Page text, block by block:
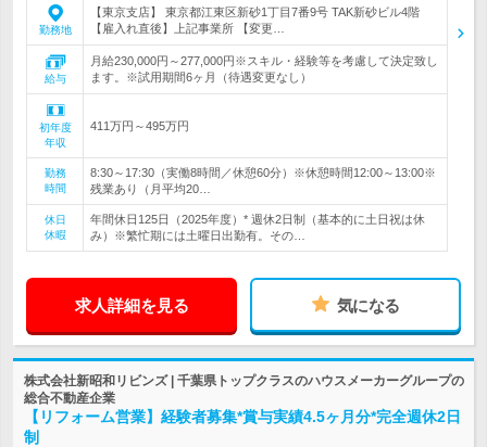
勤務地
【東京支店】 東京都江東区新砂1丁目7番9号 TAK新砂ビル4階
【雇入れ直後】上記事業所 【変更…
給与
月給230,000円～277,000円※スキル・経験等を考慮して決定致し
ます。※試用期間6ヶ月（待遇変更なし）
初年度
年収
411万円～495万円
勤務
時間
8:30～17:30（実働8時間／休憩60分）※休憩時間12:00～13:00※
残業あり（月平均20…
休日
休暇
年間休日125日（2025年度）* 週休2日制（基本的に土日祝は休
み）※繁忙期には土曜日出勤有。その…
求人詳細を見る 気になる
株式会社新昭和リビンズ | 千葉県トップクラスのハウスメーカーグループの
総合不動産企業
【リフォーム営業】経験者募集*賞与実績4.5ヶ月分*完全週休2日
制